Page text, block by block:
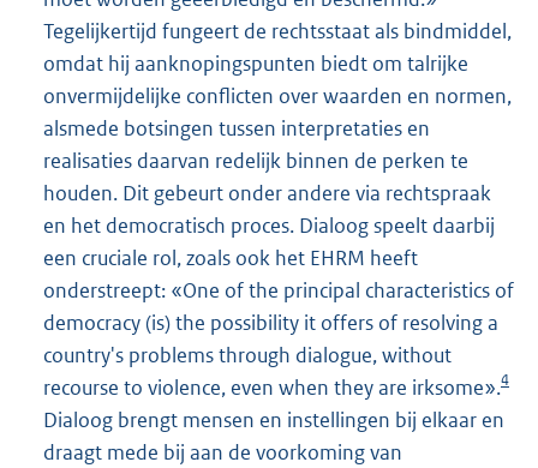
Tegelijkertijd fungeert de rechtsstaat als bindmiddel,
omdat hij aanknopingspunten biedt om talrijke
onvermijdelijke conflicten over waarden en normen,
alsmede botsingen tussen interpretaties en
realisaties daarvan redelijk binnen de perken te
houden. Dit gebeurt onder andere via rechtspraak
en het democratisch proces. Dialoog speelt daarbij
een cruciale rol, zoals ook het EHRM heeft
onderstreept: «One of the principal characteristics of
democracy (is) the possibility it offers of resolving a
country's problems through dialogue, without
recourse to violence, even when they are irksome».4
Dialoog brengt mensen en instellingen bij elkaar en
draagt mede bij aan de voorkoming van